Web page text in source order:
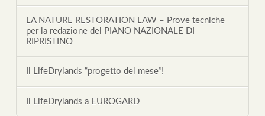
LA NATURE RESTORATION LAW – Prove tecniche
per la redazione del PIANO NAZIONALE DI
RIPRISTINO
Il LifeDrylands “progetto del mese”!
Il LifeDrylands a EUROGARD